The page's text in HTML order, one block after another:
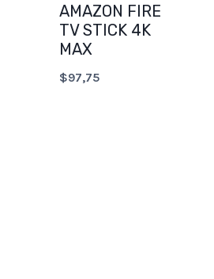
AMAZON FIRE
TV STICK 4K
MAX
$97,75